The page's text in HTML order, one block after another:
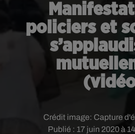
policiers et
Publié : 17 juin 2020 à
Crédit image: Capture